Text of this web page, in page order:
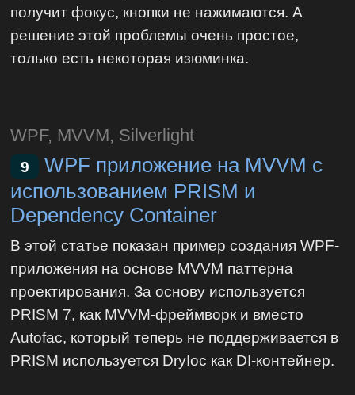
получит фокус, кнопки не нажимаются. А
решение этой проблемы очень простое,
только есть некоторая изюминка.
WPF, MVVM, Silverlight
9
WPF приложение на MVVM с
использованием PRISM и
Dependency Container
В этой статье показан пример создания WPF-
приложения на основе MVVM паттерна
проектирования. За основу используется
PRISM 7, как MVVM-фреймворк и вместо
Autofac, который теперь не поддерживается в
PRISM используется DryIoc как DI-контейнер.